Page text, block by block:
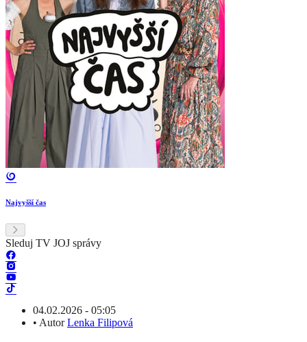
Najvyšší čas
Sleduj TV JOJ správy
04.02.2026 - 05:05
• AutorLenka Filipová